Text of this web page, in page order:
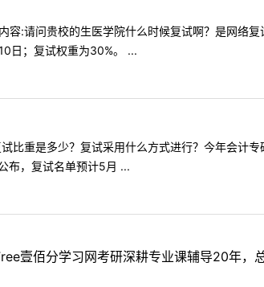
:请问贵校的生医学院什么时候复试啊？是网络复
日；复试权重为30%。 ...
重是多少？复试采用什么方式进行？今年会计专
布，复试名单预计5月 ...
壹佰分学习网考研深耕专业课辅导20年，